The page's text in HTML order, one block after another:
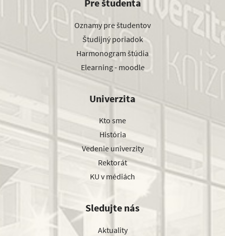
Pre študenta
Oznamy pre študentov
Študijný poriadok
Harmonogram štúdia
Elearning - moodle
Univerzita
Kto sme
História
Vedenie univerzity
Rektorát
KU v médiách
Sledujte nás
Aktuality